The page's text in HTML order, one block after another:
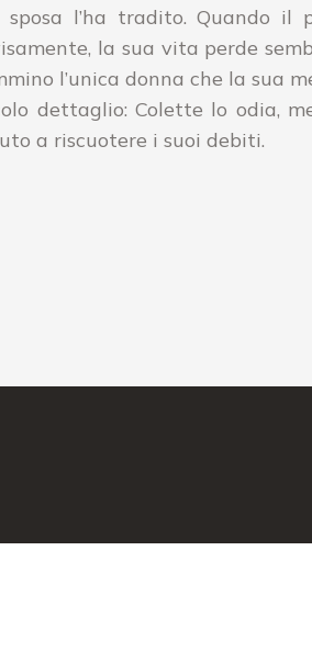
l’ha tradito. Quando il
la sua vita perde
l’unica donna che la sua
dettaglio: Colette lo odia,
a riscuotere i suoi debiti.